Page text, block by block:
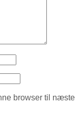
browser til næste